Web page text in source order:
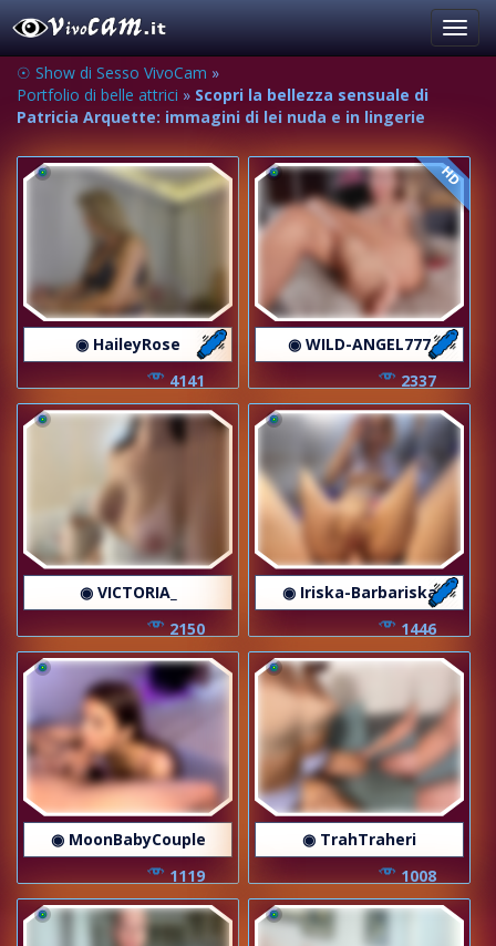
☉ Show di Sesso VivoCam »
Portfolio di belle attrici » Scopri la bellezza sensuale di
Patricia Arquette: immagini di lei nuda e in lingerie
◉ HaileyRose
4141
HD
◉ WILD-ANGEL777
2337
◉ VICTORIA_
2150
◉ Iriska-Barbariska
1446
◉ MoonBabyCouple
1119
◉ TrahTraheri
1008